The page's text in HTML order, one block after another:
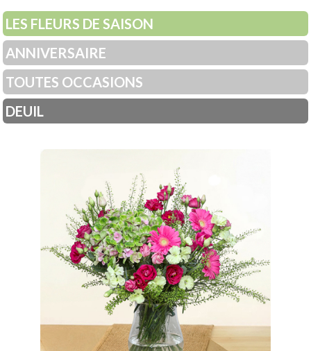
LES FLEURS DE SAISON
ANNIVERSAIRE
TOUTES OCCASIONS
DEUIL